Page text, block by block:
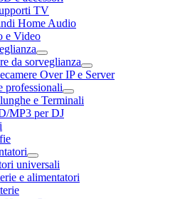
TV
Home Audio
e Video
da sorveglianza
Over IP e Server
professionali
e Terminali
MP3 per DJ
universali
e alimentatori